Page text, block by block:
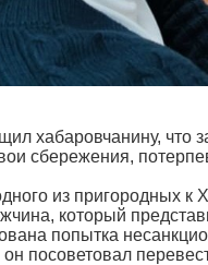
хабаровчанину, что
сбережения,
из пригородных к
который
попытка
посоветовал